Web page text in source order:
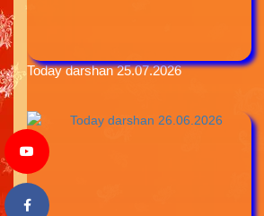
Today darshan 25.07.2026